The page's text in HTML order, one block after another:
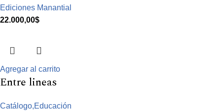
Ediciones Manantial
22.000,00$
Agregar al carrito
Entre lineas
Catálogo,Educación